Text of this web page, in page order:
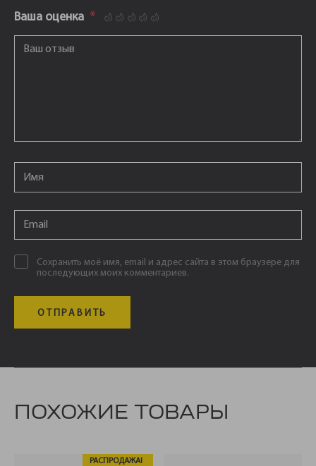
Ваша оценка * 12345
Ваш отзыв*
Email*
Сохранить моё имя, email и адрес сайта в этом браузере для
последующих моих комментариев.
ПОХОЖИЕ ТОВАРЫ
РАСПРОДАЖА!